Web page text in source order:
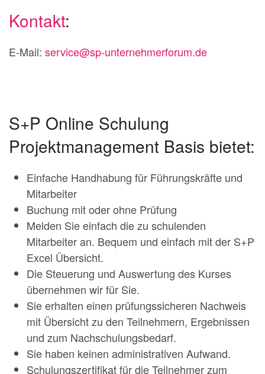
Kontakt:
E-Mail: service@sp-unternehmerforum.de
S+P Online Schulung
Projektmanagement Basis bietet:
Einfache Handhabung für Führungskräfte und
Mitarbeiter
Buchung mit oder ohne Prüfung
Melden Sie einfach die zu schulenden
Mitarbeiter an. Bequem und einfach mit der S+P
Excel Übersicht.
Die Steuerung und Auswertung des Kurses
übernehmen wir für Sie.
Sie erhalten einen prüfungssicheren Nachweis
mit Übersicht zu den Teilnehmern, Ergebnissen
und zum Nachschulungsbedarf.
Sie haben keinen administrativen Aufwand.
Schulungszertifikat für die Teilnehmer zum